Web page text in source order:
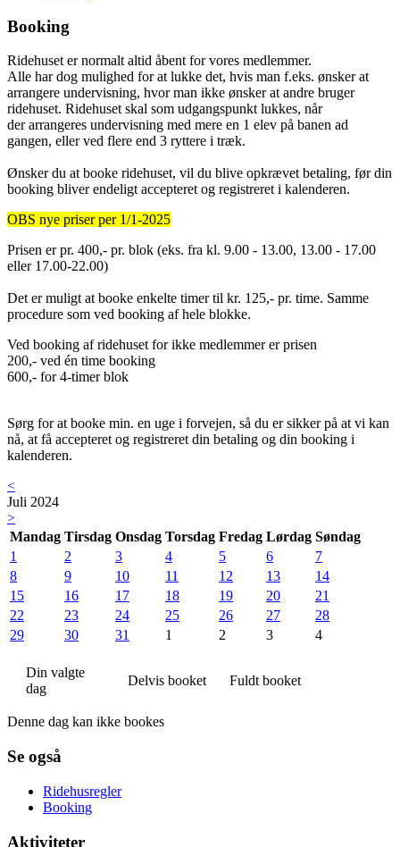
Booking
Ridehuset er normalt altid åbent for vores medlemmer.
Alle har dog mulighed for at lukke det, hvis man f.eks. ønsker at
arrangere undervisning, hvor man ikke ønsker at andre bruger
ridehuset. Ridehuset skal som udgangspunkt lukkes, når
der arrangeres undervisning med mere en 1 elev på banen ad
gangen, eller ved flere end 3 ryttere i træk.
Ønsker du at booke ridehuset, vil du blive opkrævet betaling, før din
booking bliver endeligt accepteret og registreret i kalenderen.
OBS nye priser per 1/1-2025
Prisen er pr. 400,- pr. blok (eks. fra kl. 9.00 - 13.00, 13.00 - 17.00
eller 17.00-22.00)
Det er muligt at booke enkelte timer til kr. 125,- pr. time. Samme
procedure som ved booking af hele blokke.
Ved booking af ridehuset for ikke medlemmer er prisen
200,- ved én time booking
600,- for 4-timer blok
Sørg for at booke min. en uge i forvejen, så du er sikker på at vi kan
nå, at få accepteret og registreret din betaling og din booking i
kalenderen.
<
Juli 2024
>
Mandag Tirsdag Onsdag Torsdag Fredag Lørdag Søndag
1
2 3 4 5 6
7
8
9 10 11 12 13
14
15
16 17 18 19 20
21
22
23 24 25 26 27
28
29
30 31 1 2 3 4
Din valgte
dag
Delvis booket Fuldt booket
Denne dag kan ikke bookes
Se også
Ridehusregler
Booking
Aktiviteter